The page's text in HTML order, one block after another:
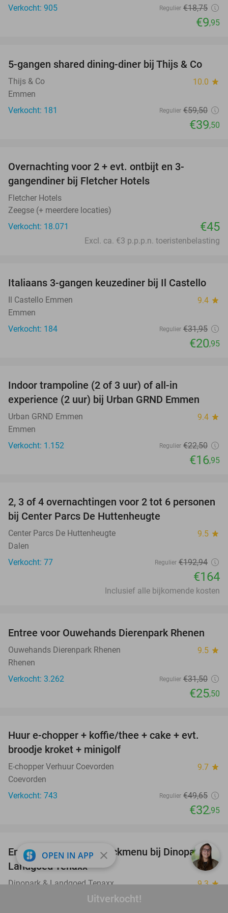
Uitverkocht!
Verkocht: 905
Regulier €18,75
€9,95
34%
5-gangen shared dining-diner bij Thijs & Co
Thijs & Co 10.0 star
Emmen
Verkocht: 181
Regulier €59,50
€39,50
Overnachting voor 2 + evt. ontbijt en 3-
gangendiner bij Fletcher Hotels
Fletcher Hotels
Zeegse (+ meerdere locaties)
Verkocht: 18.071
€45
Excl. ca. €3 p.p.p.n. toeristenbelasting
34%
Italiaans 3-gangen keuzediner bij Il Castello
Il Castello Emmen 9.4 star
Emmen
Verkocht: 184
Regulier €31,95
€20,95
Indoor trampoline (2 of 3 uur) of all-in
experience (2 uur) bij Urban GRND Emmen
Urban GRND Emmen 9.4 star
Emmen
Verkocht: 1.152
Regulier €22,50
€16,95
15%
2, 3 of 4 overnachtingen voor 2 tot 6 personen
bij Center Parcs De Huttenheugte
Center Parcs De Huttenheugte 9.5 star
Dalen
Verkocht: 77
Regulier €192,94
€164
Inclusief alle bijkomende kosten
19%
Entree voor Ouwehands Dierenpark Rhenen
Ouwehands Dierenpark Rhenen 9.5 star
Rhenen
Verkocht: 3.262
Regulier €31,50
€25,50
34%
Huur e-chopper + koffie/thee + cake + evt.
broodje kroket + minigolf
E-chopper Verhuur Coevorden 9.7 star
Coevorden
Verkocht: 743
Regulier €49,65
€32,95
22%
Entreeticket, evt. + snackmenu bij Dinopark &
Landgoed Tenaxx
Dinopark & Landgoed Tenaxx 9.3star
OPEN IN APP close